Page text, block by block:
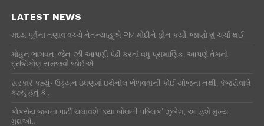
LATEST NEWS
મધ્ય પૂર્વના તણાવ વચ્ચે નેતન્યાહૂએ PM મોદીને ફોન કર્યો, જાણો શું ચર્ચા થઈ
મોહન ભાગવત: જેન-ઝી આપણી પેઢી કરતાં વધુ પ્રામાણિક, આપણે તેમનો
દ્રષ્ટિકોણ સમજવો જોઈએ
સરકારે કહ્યું- ઉડ્ડયન ઇંધણમાં ઇથેનોલ ભેળવવાની કોઈ યોજના નથી, કેજરીવાલે
કહ્યું હતું કે..
કોકરોચ જનતા પાર્ટી ચલાવશે ‘ક્યા બોલતી પબ્લિક’ ઝુંબેશ, આ હશે મુખ્ય
મુદ્દાઓ..